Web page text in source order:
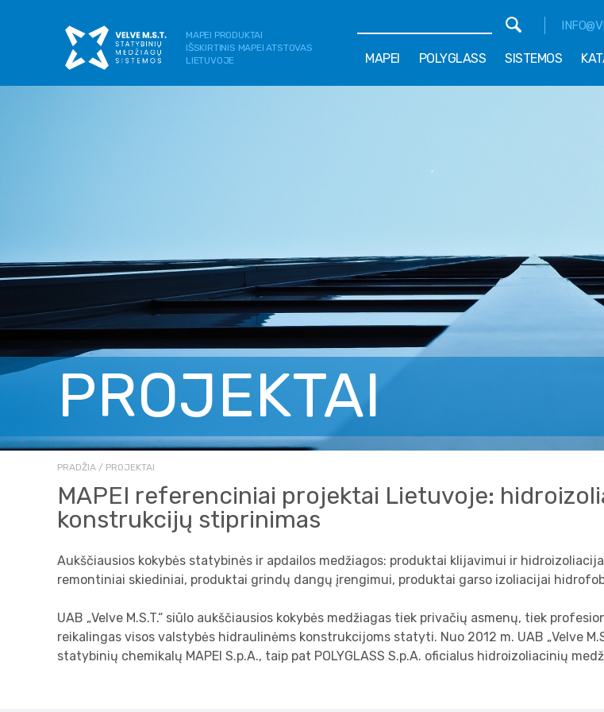
MAPEI PRODUKTAI
IŠSKIRTINIS MAPEI ATSTOVAS
LIETUVOJE
MAPEI POLYGLASS SISTEMOS
PROJEKTAI
PRADŽIA PROJEKTAI
MAPEI referenciniai projektai Lietuvoje:
konstrukcijų stiprinimas
Aukščiausios kokybės statybinės ir apdailos medžiagos: produktai klijavimui ir
remontiniai skiediniai, produktai grindų dangų įrengimui, produktai garso izoliacijai
UAB „Velve M.S.T.“ siūlo aukščiausios kokybės medžiagas tiek privačių asmenų, tiek
reikalingas visos valstybės hidraulinėms konstrukcijoms statyti. Nuo 2012 m. UAB „Velve
statybinių chemikalų MAPEI S.p.A., taip pat POLYGLASS S.p.A. oficialus hidroizoliacinių